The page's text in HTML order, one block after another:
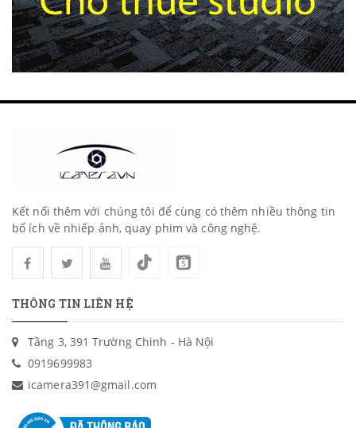
Kết nối thêm với chúng tôi để cùng có thêm nhiều thông tin
bổ ích về nhiếp ảnh, quay phim và công nghệ.
THÔNG TIN LIÊN HỆ
Tầng 3, 391 Trường Chinh - Hà Nội
0919699983
icamera391@gmail.com